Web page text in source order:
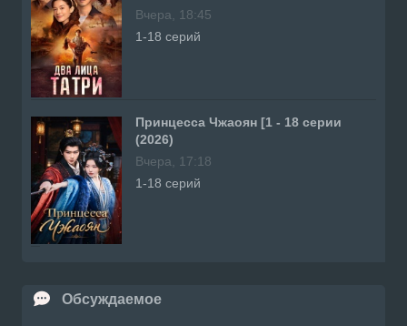
Вчера, 18:45
1-18 серий
Принцесса Чжаоян [1 - 18 серии
(2026)
Вчера, 17:18
1-18 серий
Обсуждаемое